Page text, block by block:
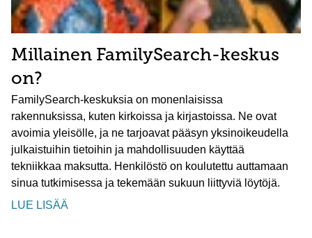
Millainen FamilySearch-keskus
on?
FamilySearch-keskuksia on monenlaisissa
rakennuksissa, kuten kirkoissa ja kirjastoissa. Ne ovat
avoimia yleisölle, ja ne tarjoavat pääsyn yksinoikeudella
julkaistuihin tietoihin ja mahdollisuuden käyttää
tekniikkaa maksutta. Henkilöstö on koulutettu auttamaan
sinua tutkimisessa ja tekemään sukuun liittyviä löytöjä.
LUE LISÄÄ